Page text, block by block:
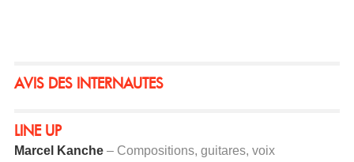
AVIS DES INTERNAUTES
LINE UP
Marcel Kanche– Compositions, guitares, voix